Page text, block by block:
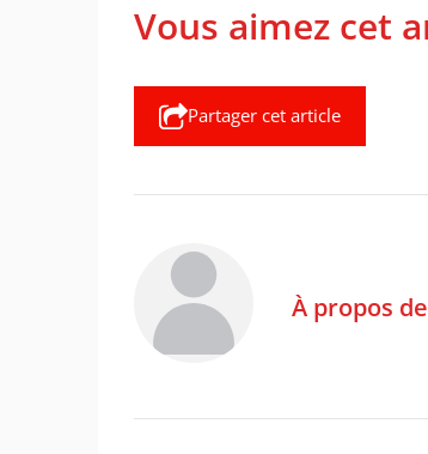
Vous aimez cet
Partager cet article
À propos